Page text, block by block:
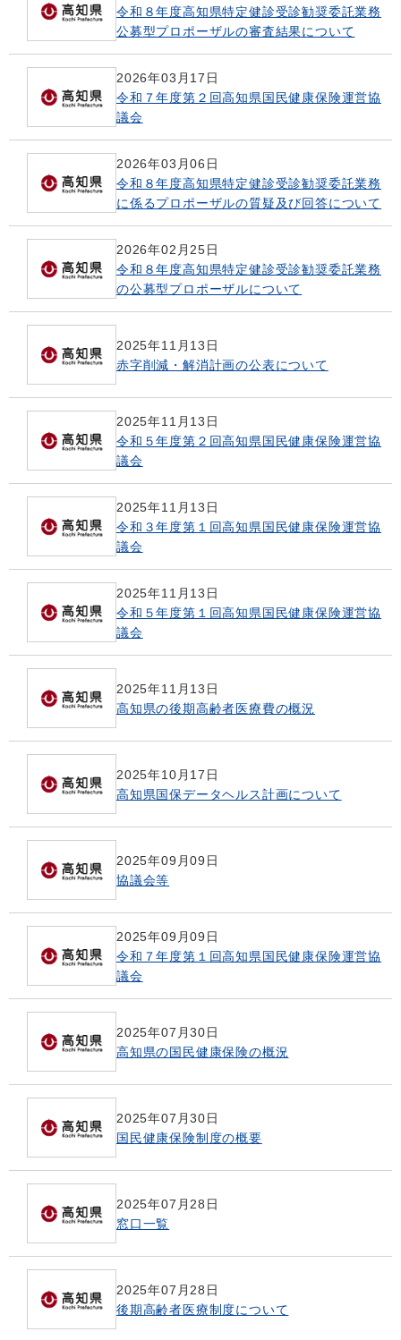
令和８年度高知県特定健診受診勧奨委託業務
公募型プロポーザルの審査結果について
2026年03月17日
令和７年度第２回高知県国民健康保険運営協
議会
2026年03月06日
令和８年度高知県特定健診受診勧奨委託業務
に係るプロポーザルの質疑及び回答について
2026年02月25日
令和８年度高知県特定健診受診勧奨委託業務
の公募型プロポーザルについて
2025年11月13日
赤字削減・解消計画の公表について
2025年11月13日
令和５年度第２回高知県国民健康保険運営協
議会
2025年11月13日
令和３年度第１回高知県国民健康保険運営協
議会
2025年11月13日
令和５年度第１回高知県国民健康保険運営協
議会
2025年11月13日
高知県の後期高齢者医療費の概況
2025年10月17日
高知県国保データヘルス計画について
2025年09月09日
協議会等
2025年09月09日
令和７年度第１回高知県国民健康保険運営協
議会
2025年07月30日
高知県の国民健康保険の概況
2025年07月30日
国民健康保険制度の概要
2025年07月28日
窓口一覧
2025年07月28日
後期高齢者医療制度について